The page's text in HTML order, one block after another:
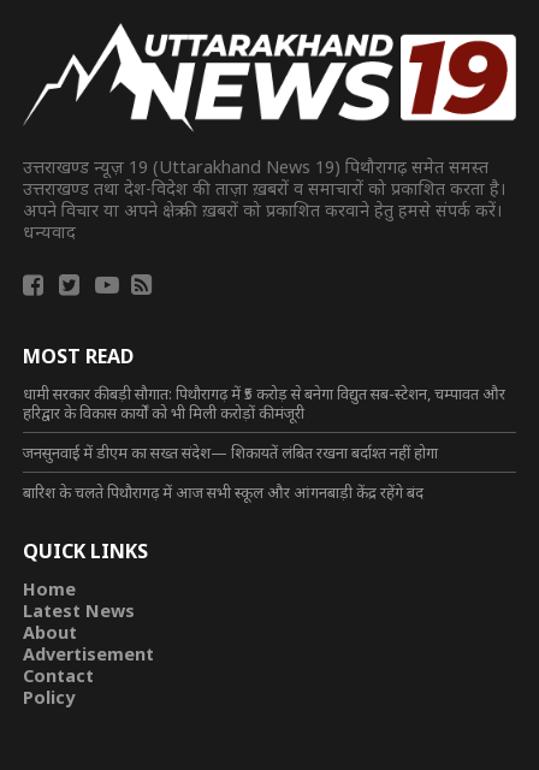
उत्तराखण्ड न्यूज़ 19 (Uttarakhand News 19) पिथौरागढ़ समेत समस्त
उत्तराखण्ड तथा देश-विदेश की ताज़ा ख़बरों व समाचारों को प्रकाशित करता है।
अपने विचार या अपने क्षेत्र की ख़बरों को प्रकाशित करवाने हेतु हमसे संपर्क करें।
धन्यवाद
MOST READ
धामी सरकार की बड़ी सौगात: पिथौरागढ़ में ₹5 करोड़ से बनेगा विद्युत सब-स्टेशन, चम्पावत और
हरिद्वार के विकास कार्यों को भी मिली करोड़ों की मंजूरी
जनसुनवाई में डीएम का सख्त संदेश— शिकायतें लंबित रखना बर्दाश्त नहीं होगा
बारिश के चलते पिथौरागढ़ में आज सभी स्कूल और आंगनबाड़ी केंद्र रहेंगे बंद
QUICK LINKS
Home
Latest News
About
Advertisement
Contact
Policy